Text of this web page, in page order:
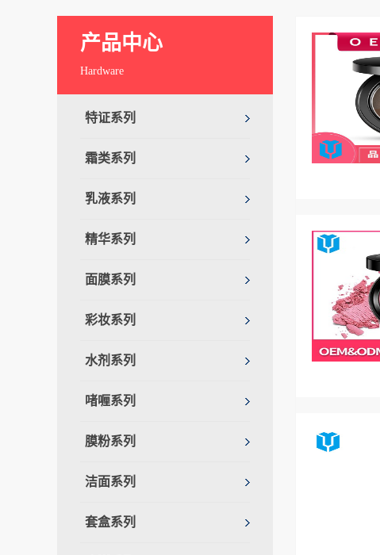
产品中心
Hardware
特证系列
霜类系列
乳液系列
精华系列
面膜系列
彩妆系列
水剂系列
啫喱系列
膜粉系列
洁面系列
套盒系列